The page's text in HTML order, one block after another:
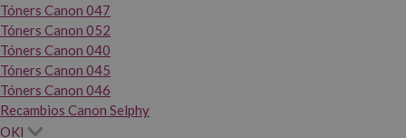
Tóners Canon 047
Tóners Canon 052
Tóners Canon 040
Tóners Canon 045
Tóners Canon 046
Recambios Canon Selphy
OKI